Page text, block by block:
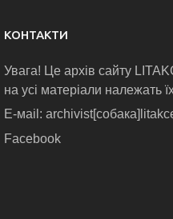
КОНТАКТИ
Увага! Це архів сайту
на усі матеріали належать
E-маіl:
Facebook